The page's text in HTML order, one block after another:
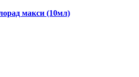
макси (10мл)